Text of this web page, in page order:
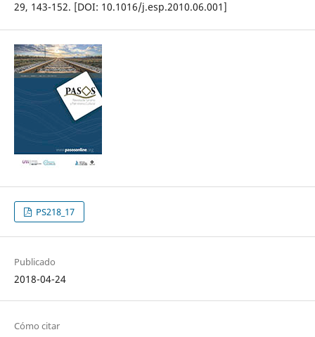
29, 143-152. [DOI: 10.1016/j.esp.2010.06.001]
PS218_17
Publicado
2018-04-24
Cómo citar